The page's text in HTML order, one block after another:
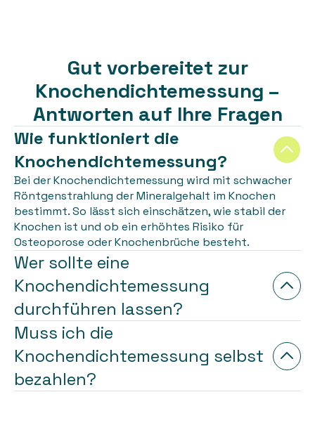
Gut vorbereitet zur
Knochendichtemessung –
Antworten auf Ihre Fragen
Wie funktioniert die
Knochendichtemessung?
Bei der Knochendichtemessung wird mit schwacher
Röntgenstrahlung der Mineralgehalt im Knochen
bestimmt. So lässt sich einschätzen, wie stabil der
Knochen ist und ob ein erhöhtes Risiko für
Osteoporose oder Knochenbrüche besteht.
Wer sollte eine
Knochendichtemessung
durchführen lassen?
Muss ich die
Knochendichtemessung selbst
bezahlen?